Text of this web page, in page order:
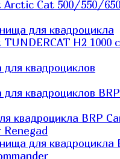
Arctic Cat 500/550/
для квадроцикла
H2 1000 c
квадроциклов
квадроциклов BRP
квадроцикла BRP
для квадроцикла